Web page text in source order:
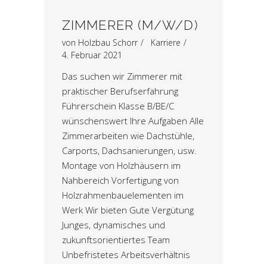
ZIMMERER (M/W/D)
von Holzbau Schorr
Karriere
4. Februar 2021
Das suchen wir Zimmerer mit
praktischer Berufserfahrung
Führerschein Klasse B/BE/C
wünschenswert Ihre Aufgaben Alle
Zimmerarbeiten wie Dachstühle,
Carports, Dachsanierungen, usw.
Montage von Holzhäusern im
Nahbereich Vorfertigung von
Holzrahmenbauelementen im
Werk Wir bieten Gute Vergütung
Junges, dynamisches und
zukunftsorientiertes Team
Unbefristetes Arbeitsverhältnis